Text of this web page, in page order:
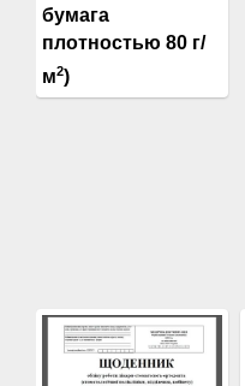
бумага
плотностью 80 г/
м2)